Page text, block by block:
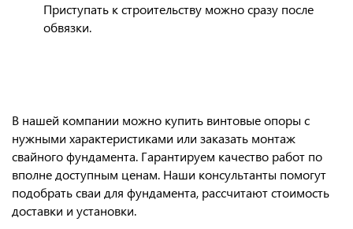
Приступать к строительству можно сразу после
обвязки.
В нашей компании можно купить винтовые опоры с
нужными характеристиками или заказать монтаж
свайного фундамента. Гарантируем качество работ по
вполне доступным ценам. Наши консультанты помогут
подобрать сваи для фундамента, рассчитают стоимость
доставки и установки.